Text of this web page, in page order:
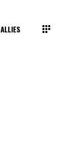
ALLIES